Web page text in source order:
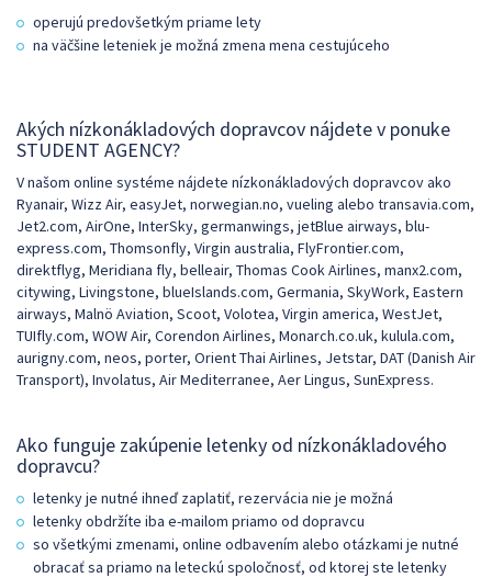
operujú predovšetkým priame lety
na väčšine leteniek je možná zmena mena cestujúceho
Akých nízkonákladových dopravcov nájdete v ponuke
STUDENT AGENCY?
V našom online systéme nájdete nízkonákladových dopravcov ako
Ryanair, Wizz Air, easyJet, norwegian.no, vueling alebo transavia.com,
Jet2.com, AirOne, InterSky, germanwings, jetBlue airways, blu-
express.com, Thomsonfly, Virgin australia, FlyFrontier.com,
direktflyg, Meridiana fly, belleair, Thomas Cook Airlines, manx2.com,
citywing, Livingstone, blueIslands.com, Germania, SkyWork, Eastern
airways, Malnö Aviation, Scoot, Volotea, Virgin america, WestJet,
TUIfly.com, WOW Air, Corendon Airlines, Monarch.co.uk, kulula.com,
aurigny.com, neos, porter, Orient Thai Airlines, Jetstar, DAT (Danish Air
Transport), Involatus, Air Mediterranee, Aer Lingus, SunExpress.
Ako funguje zakúpenie letenky od nízkonákladového
dopravcu?
letenky je nutné ihneď zaplatiť, rezervácia nie je možná
letenky obdržíte iba e-mailom priamo od dopravcu
so všetkými zmenami, online odbavením alebo otázkami je nutné
obracať sa priamo na leteckú spoločnosť, od ktorej ste letenky